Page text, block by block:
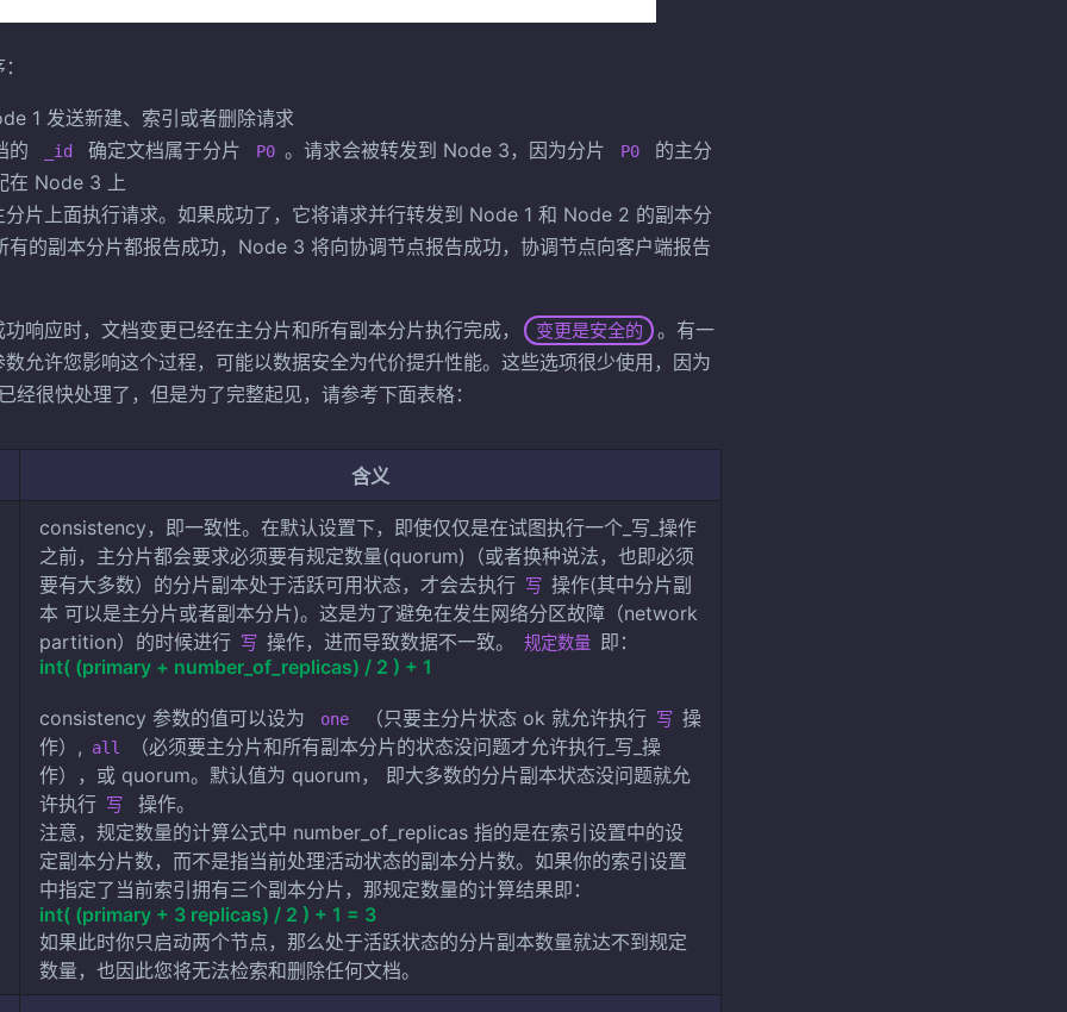
1 发送新建、索引或者删除请求
的
_id 确定文档属于分片 P0 。请求会被转发到 Node 3，因为分片 P0
的主分
在 Node 3 上
片上面执行请求。如果成功了，它将请求并行转发到 Node 1 和 Node 2 的副本分
有的副本分片都报告成功，Node 3 将向协调节点报告成功，协调节点向客户端报告
响应时，文档变更已经在主分片和所有副本分片执行完成， 变更是安全的
。有一
允许您影响这个过程，可能以数据安全为代价提升性能。这些选项很少使用，因为
经很快处理了，但是为了完整起见，请参考下面表格：
含义
consistency，即一致性。在默认设置下，即使仅仅是在试图执行一个_写_操作
之前，主分片都会要求必须要有规定数量(quorum)（或者换种说法，也即必须
要有大多数）的分片副本处于活跃可用状态，才会去执行 写 操作(其中分片副
本 可以是主分片或者副本分片)。这是为了避免在发生网络分区故障（network
partition）的时候进行 写 操作，进而导致数据不一致。 规定数量 即：
int( (primary + number_of_replicas) / 2 ) + 1
consistency 参数的值可以设为 one （只要主分片状态 ok 就允许执行 写 操
作）,
all
（必须要主分片和所有副本分片的状态没问题才允许执行_写_操
作），或 quorum。默认值为 quorum， 即大多数的分片副本状态没问题就允
许执行 写
操作。
注意，规定数量的计算公式中 number_of_replicas 指的是在索引设置中的设
定副本分片数，而不是指当前处理活动状态的副本分片数。如果你的索引设置
中指定了当前索引拥有三个副本分片，那规定数量的计算结果即：
int( (primary + 3 replicas) / 2 ) + 1 = 3
如果此时你只启动两个节点，那么处于活跃状态的分片副本数量就达不到规定
数量，也因此您将无法检索和删除任何文档。